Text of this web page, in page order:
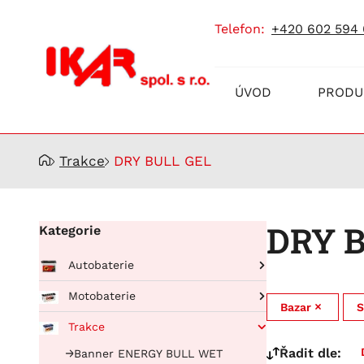
Prodej
akumulátorů
telefon: +420 602 594
ÚVOD
Trakce DRY BULL GEL
Kategorie
Autobaterie
Pro osobní automobily
RUNNING BULL AGM
EFB
Pro nákladní automobily
Motobaterie
BIKE BULL
BIKE BULL AGM
Trakce
Banner ENERGY BULL WET
DRY
Bazar
Řadit dle: